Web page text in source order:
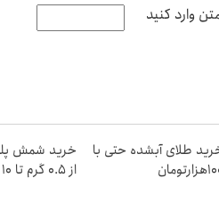
وارد کنید
طلای آبشده حتی با
خرید شمش
از ۰.۵ گرم تا ۱۰ گرم